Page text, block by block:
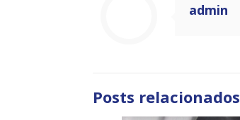
admin
Posts relacionados